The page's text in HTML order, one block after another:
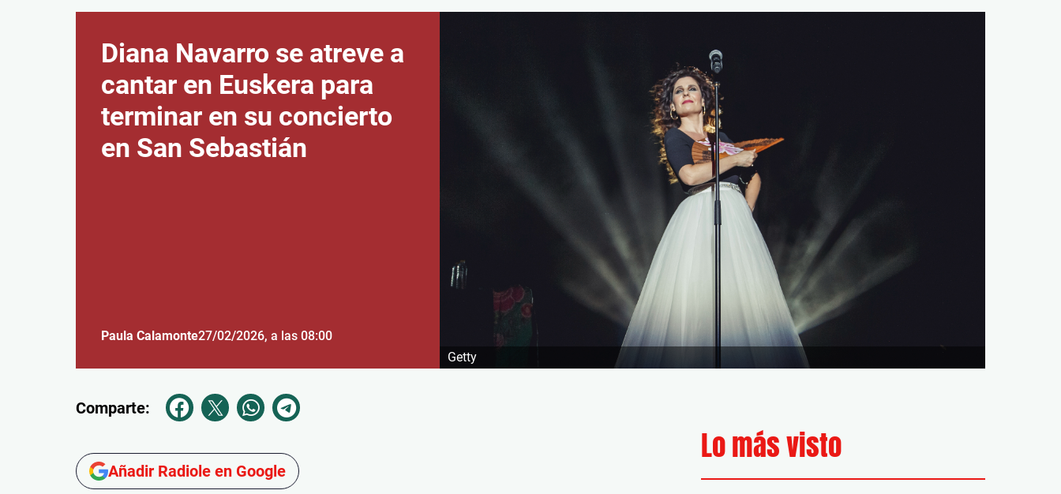
Getty
Diana Navarro se atreve a
cantar en Euskera para
terminar en su concierto
en San Sebastián
Paula Calamonte27/02/2026, a las 08:00
Comparte:
Añadir Radiole en Google
Lo más visto